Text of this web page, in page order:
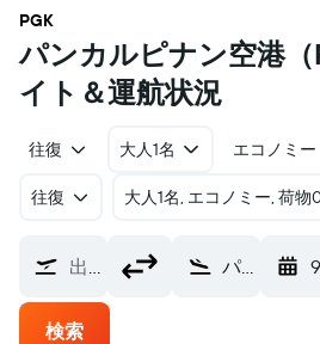
PGK
パンカルピナン空港​（
イト＆運航状況
往復 大人1名 エコノミー
往復 大人1名, エコノミー, 荷物
出発地 パンカルピナン空港 (PGK)
検索